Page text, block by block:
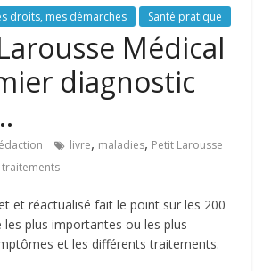
droits, mes démarches Santé pratique
Médical
diagnostic
livre, maladies, Petit Larousse
traitements
et réactualisé fait le point sur les 200
les plus importantes ou les plus
et les différents traitements.